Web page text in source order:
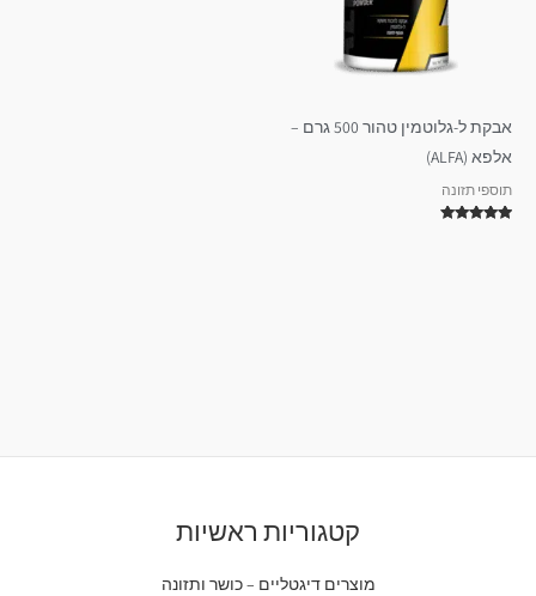
אבקת ל-גלוטמין טהור 500 גרם –
אלפא (ALFA)
תוספי תזונה
קטגוריות ראשיות
מוצרים דיגטליים – כושר ותזונה